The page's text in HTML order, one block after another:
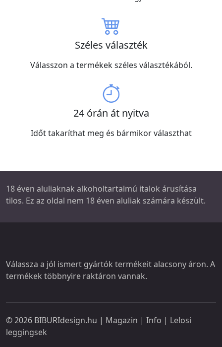
Széles választék
Válasszon a termékek széles választékából.
24 órán át nyitva
Időt takaríthat meg és bármikor választhat
18 éven aluliaknak alkoholtartalmú italok árusítása
tilos. Ez az oldal nem 18 éven aluliak számára készült.
Válassza a jól ismert gyártók termékeit alacsony áron. A
termékek többnyire raktáron vannak.
© 2026 BIBURIdesign.hu | Magazin | Info | Lelosi
leggingsek